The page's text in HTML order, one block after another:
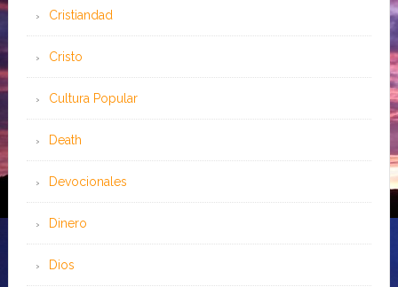
Cristiandad
Cristo
Cultura Popular
Death
Devocionales
Dinero
Dios